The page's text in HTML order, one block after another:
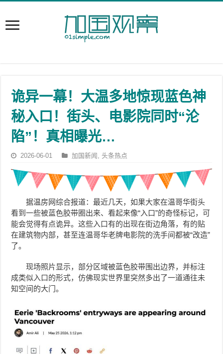
诡异一幕！大温多地惊现蓝色神
秘入口！街头、电影院同时“沦
陷”！真相曝光…
2026-06-01 加国新闻 ,头条热点
据温房网综合报道：最近几天，如果大家在温哥华街头
看到一些被蓝色胶带圈出来、看起来像“入口”的奇怪标记，可
能会觉得有点诡异。这些入口有的出现在街边角落，有的贴
在建筑物内部，甚至连温哥华老牌电影院的洗手间都被“改造”
了。
现场照片显示，部分区域被蓝色胶带围出边界，并标注
成类似入口的形式，仿佛现实世界里突然多出了一道通往未
知空间的大门。